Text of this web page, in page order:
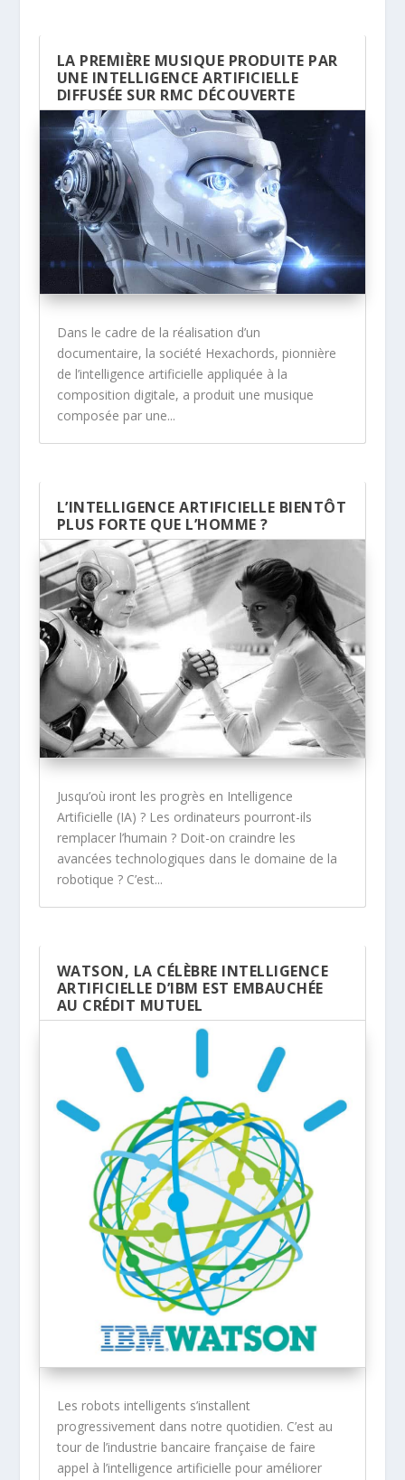
LA PREMIÈRE MUSIQUE PRODUITE PAR
UNE INTELLIGENCE ARTIFICIELLE
DIFFUSÉE SUR RMC DÉCOUVERTE
Dans le cadre de la réalisation d’un
documentaire, la société Hexachords, pionnière
de l’intelligence artificielle appliquée à la
composition digitale, a produit une musique
composée par une...
L’INTELLIGENCE ARTIFICIELLE BIENTÔT
PLUS FORTE QUE L’HOMME ?
Jusqu’où iront les progrès en Intelligence
Artificielle (IA) ? Les ordinateurs pourront-ils
remplacer l’humain ? Doit-on craindre les
avancées technologiques dans le domaine de la
robotique ? C’est...
WATSON, LA CÉLÈBRE INTELLIGENCE
ARTIFICIELLE D’IBM EST EMBAUCHÉE
AU CRÉDIT MUTUEL
Les robots intelligents s’installent
progressivement dans notre quotidien. C’est au
tour de l’industrie bancaire française de faire
appel à l’intelligence artificielle pour améliorer